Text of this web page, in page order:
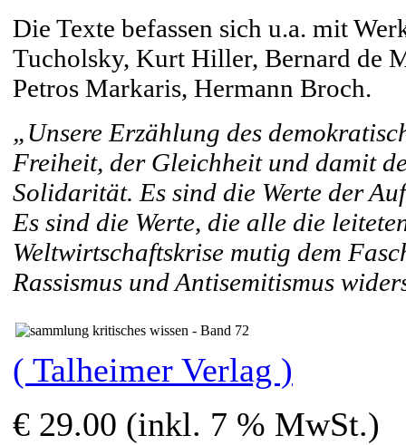
Die Texte befassen sich u.a. mit
Tucholsky, Kurt Hiller, Bernard de
Petros Markaris, Hermann Broch.
„Unsere Erzählung des
Freiheit, der Gleichheit und damit
Solidarität. Es sind die Werte der
Es sind die Werte, die alle die
Weltwirtschaftskrise mutig dem
Rassismus und Antisemitismus
( Talheimer Verlag )
€ 29.00 (inkl. 7 % MwSt.)